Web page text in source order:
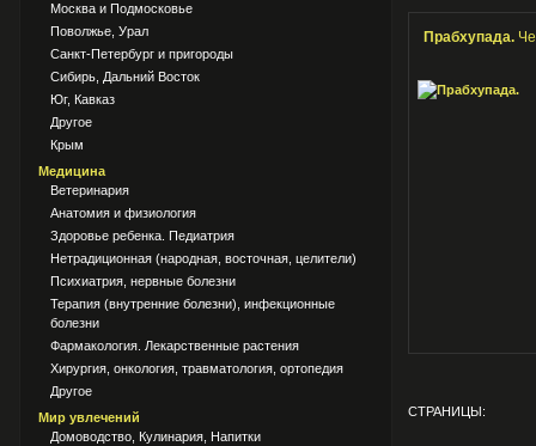
Москва и Подмосковье
Поволжье, Урал
Санкт-Петербург и пригороды
Сибирь, Дальний Восток
Юг, Кавказ
Другое
Крым
Медицина
Ветеринария
Анатомия и физиология
Здоровье ребенка. Педиатрия
Нетрадиционная (народная, восточная, целители)
Психиатрия, нервные болезни
Терапия (внутренние болезни), инфекционные
болезни
Фармакология. Лекарственные растения
Хирургия, онкология, травматология, ортопедия
Другое
Мир увлечений
Домоводство, Кулинария, Напитки
Прабхупада.
СТРАНИЦЫ: